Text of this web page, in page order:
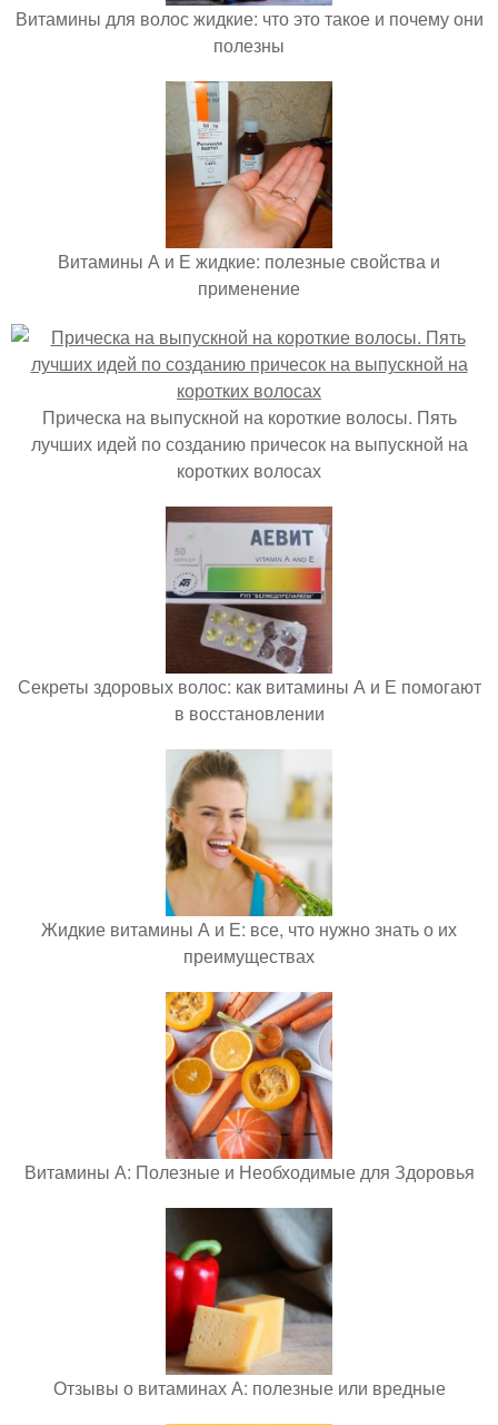
Витамины для волос жидкие: что это такое и почему они
полезны
Витамины А и Е жидкие: полезные свойства и
применение
Прическа на выпускной на короткие волосы. Пять
лучших идей по созданию причесок на выпускной на
коротких волосах
Секреты здоровых волос: как витамины А и Е помогают
в восстановлении
Жидкие витамины А и Е: все, что нужно знать о их
преимуществах
Витамины А: Полезные и Необходимые для Здоровья
Отзывы о витаминах А: полезные или вредные